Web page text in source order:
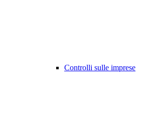
Controlli sulle imprese